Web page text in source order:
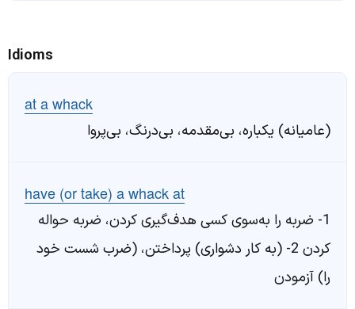
Idioms
at a whack
(عامیانه) یکباره، بی‌مقدمه، بی‌درنگ، بی‌پروا
have (or take) a whack at
1- ضربه را به‌سوی کسی هدف‌گیری کردن، ضربه حواله
کردن 2- (به کار دشواری) پرداختن، (ضرب شست خود
را) آزمودن